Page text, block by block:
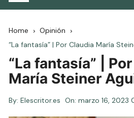
Home
Opinión
“La fantasía” | Por Claudia María
“La fantasía” |
María Steiner
By: Elescritor.es On:marzo 16, 2023